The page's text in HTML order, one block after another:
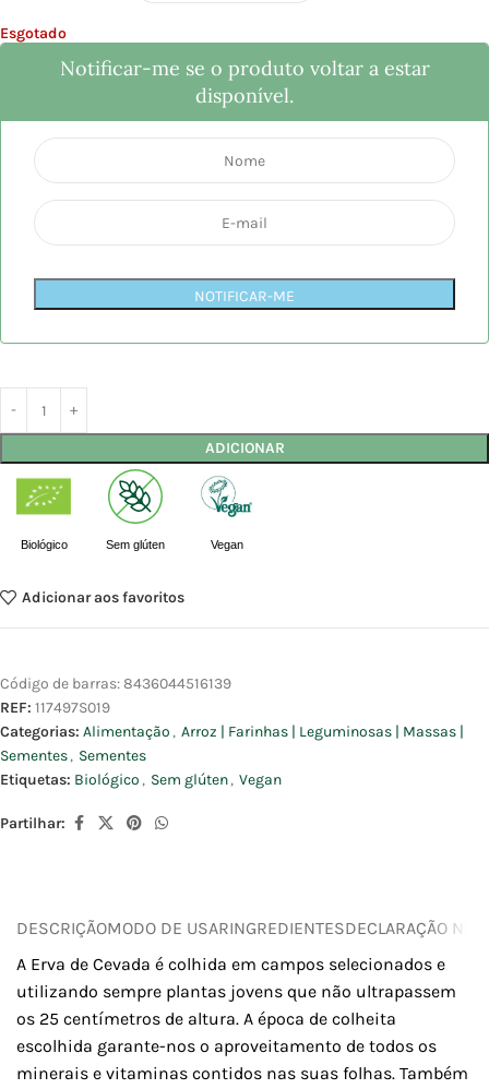
Esgotado
Notificar-me se o produto voltar a estar
disponível.
NOTIFICAR-ME
ADICIONAR
Biológico Sem glúten Vegan
Adicionar aos favoritos
Código de barras:8436044516139
REF: 117497S019
Categorias: Alimentação , Arroz | Farinhas | Leguminosas | Massas |
Sementes, Sementes
Etiquetas: Biológico , Sem glúten, Vegan
Partilhar:
DESCRIÇÃOMODO DE USARINGREDIENTESDECLARAÇÃO
A Erva de Cevada é colhida em campos selecionados e
utilizando sempre plantas jovens que não ultrapassem
os 25 centímetros de altura. A época de colheita
escolhida garante-nos o aproveitamento de todos os
minerais e vitaminas contidos nas suas folhas. Também